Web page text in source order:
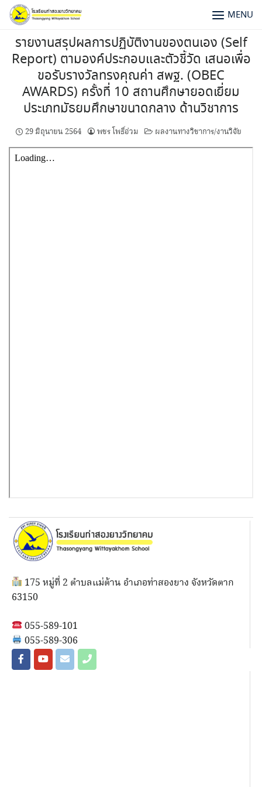
MENU
รายงานสรุปผลการปฏิบัติงานของตนเอง (Self
Report) ตามองค์ประกอบและตัวชี้วัด เสนอเพื่อ
ขอรับรางวัลทรงคุณค่า สพฐ. (OBEC
AWARDS) ครั้งที่ 10 สถานศึกษายอดเยี่ยม
ประเภทมัธยมศึกษาขนาดกลาง ด้านวิชาการ
29 มิถุนายน 2564 พชร โพธิ์อ่วม ผลงานทางวิชาการ/งานวิจัย
175 หมู่ที่ 2 ตำบลแม่ต้าน อำเภอท่าสองยาง จังหวัดตาก
63150
055-589-101
055-589-306